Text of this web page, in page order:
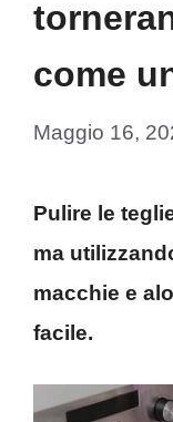
come
Maggio 16,
Pulire le
ma
macchie e
facile.